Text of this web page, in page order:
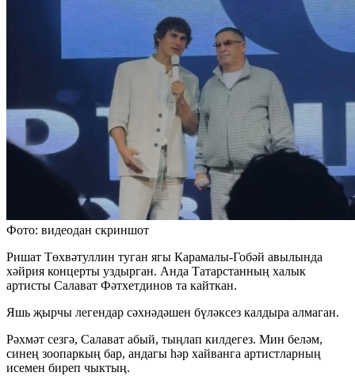
Фото: видеодан скриншот
Ришат Төхвәтуллин туган ягы Карамалы-Гобәй авылында
хәйрия концерты уздырган. Анда Татарстанның халык
артисты Салават Фәтхетдинов та кайткан.
Яшь җырчы легендар сәхнәдәшен бүләксез калдыра алмаган.
Рәхмәт сезгә, Салават абый, тыңлап килдегез. Мин беләм,
синең зоопаркың бар, андагы һәр хайванга артистларның
исемен биреп чыктың.